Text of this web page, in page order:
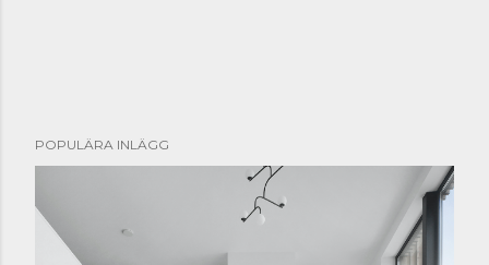
POPULÄRA INLÄGG